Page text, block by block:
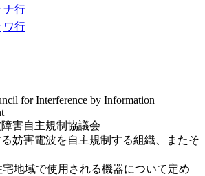
ナ行
ワ行
for Interference by Information
害自主規制協議会
妨害電波を自主規制する組織、またそ
地域で使用される機器について定め